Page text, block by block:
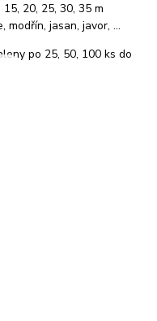
20, 25, 30, 35 m
jasan, javor, ...
po 25, 50, 100 ks do